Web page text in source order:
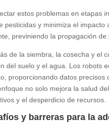
estos problemas en etapas
pesticidas y minimiza el
previniendo la propagación
de la siembra, la cosecha y el
del suelo y el agua. Los robots
proporcionando datos precisos
no solo mejora la salud
y el desperdicio de recursos.
y barreras para la